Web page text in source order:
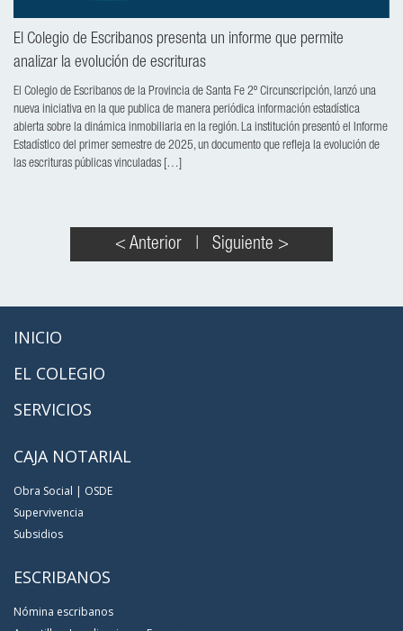
El Colegio de Escribanos presenta un informe que permite
analizar la evolución de escrituras
El Colegio de Escribanos de la Provincia de Santa Fe 2º Circunscripción, lanzó una
nueva iniciativa en la que publica de manera periódica información estadística
abierta sobre la dinámica inmobiliaria en la región. La institución presentó el Informe
Estadístico del primer semestre de 2025, un documento que refleja la evolución de
las escrituras públicas vinculadas […]
< Anterior | Siguiente >
INICIO
EL COLEGIO
SERVICIOS
CAJA NOTARIAL
Obra Social | OSDE
Supervivencia
Subsidios
ESCRIBANOS
Nómina escribanos